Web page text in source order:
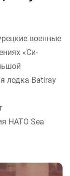
военные
«Си-
лодка Batiray
НАТО Sea